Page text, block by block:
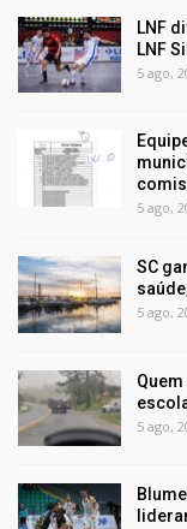
LNF
LNF
5 ago,
5 ago,
SC
5 ago,
5 ago,